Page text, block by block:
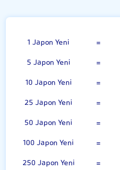
1 Japon Yeni =
5 Japon Yeni
=
10 Japon Yeni
=
25 Japon Yeni
=
50 Japon Yeni
=
100 Japon Yeni
=
250 Japon Yeni
=